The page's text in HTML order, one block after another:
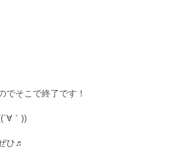
でそこで終了です！
｀))
ひ♬